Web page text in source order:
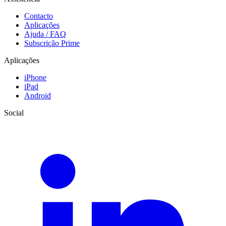
Contacto
Aplicações
Ajuda / FAQ
Subscrição Prime
Aplicações
iPhone
iPad
Android
Social